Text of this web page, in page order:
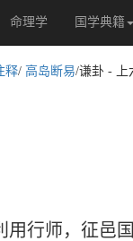
命理学 国学典籍
释/ 高岛断易/谦卦 - 上
用行师，征邑国